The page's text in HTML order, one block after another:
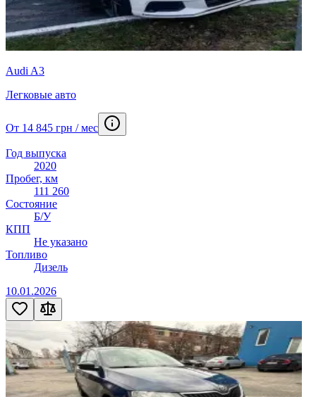
Audi A3
Легковые авто
От 14 845 грн / мес
Год выпуска
2020
Пробег, км
111 260
Состояние
Б/У
КПП
Не указано
Топливо
Дизель
10.01.2026